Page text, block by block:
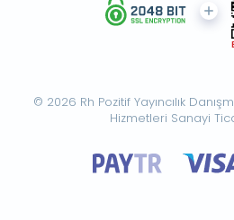
© 2026 Rh Pozitif Yayıncılık
Hizmetleri Sanayi